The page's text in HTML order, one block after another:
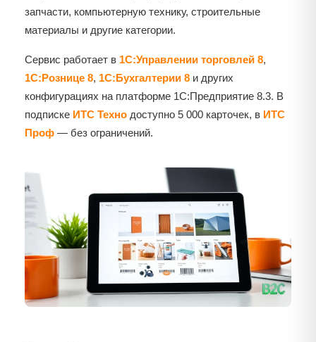
запчасти, компьютерную технику, строительные
материалы и другие категории.
Сервис работает в 1С:Управлении торговлей 8,
1С:Рознице 8, 1С:Бухгалтерии 8 и других
конфигурациях на платформе 1С:Предприятие 8.3. В
подписке ИТС Техно доступно 5 000 карточек, в ИТС
Проф — без ограничений.